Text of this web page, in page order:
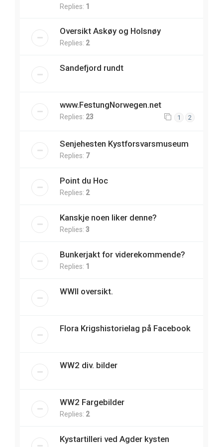
Replies: 1
Oversikt Askøy og Holsnøy
Replies: 2
Sandefjord rundt
www.FestungNorwegen.net
Replies: 23 1 2
Senjehesten Kystforsvarsmuseum
Replies: 7
Point du Hoc
Replies: 2
Kanskje noen liker denne?
Replies: 3
Bunkerjakt for viderekommende?
Replies: 1
WWII oversikt.
Flora Krigshistorielag på Facebook
WW2 div. bilder
WW2 Fargebilder
Replies: 2
Kystartilleri ved Agder kysten